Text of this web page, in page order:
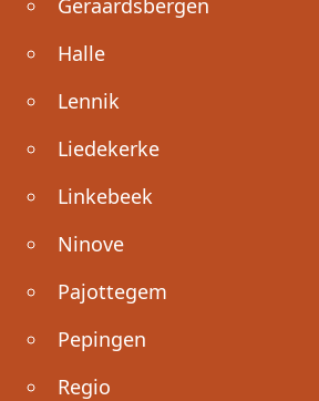
Geraardsbergen
Halle
Lennik
Liedekerke
Linkebeek
Ninove
Pajottegem
Pepingen
Regio